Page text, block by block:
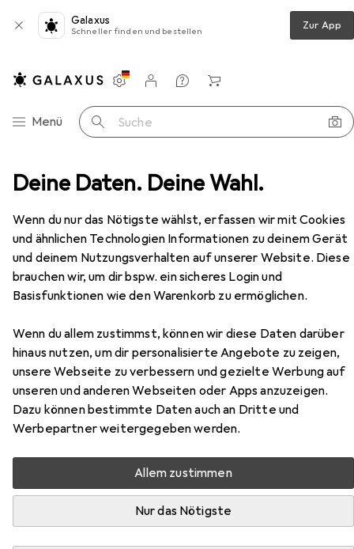
Deine Daten. Deine Wahl.
Wenn du nur das Nötigste wählst, erfassen wir mit Cookies
und ähnlichen Technologien Informationen zu deinem Gerät
und deinem Nutzungsverhalten auf unserer Website. Diese
brauchen wir, um dir bspw. ein sicheres Login und
Basisfunktionen wie den Warenkorb zu ermöglichen.
Wenn du allem zustimmst, können wir diese Daten darüber
hinaus nutzen, um dir personalisierte Angebote zu zeigen,
unsere Webseite zu verbessern und gezielte Werbung auf
unseren und anderen Webseiten oder Apps anzuzeigen.
Dazu können bestimmte Daten auch an Dritte und
Werbepartner weitergegeben werden.
Allem zustimmen
Nur das Nötigste
Galaxus
Schneller finden und bestellen Zur App
Navigation nach Kategorien
Menü Suche
Einstellungen
Kundenkonto
Vergleichslisten
Merklisten
Warenkorb
Koffer Stratic Bendigo Light Style Trolley
EUR
159,95
Zubehör für Stratic Bendigo
Light Style Trolley